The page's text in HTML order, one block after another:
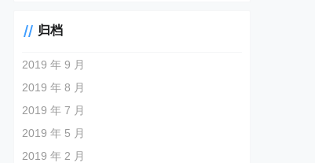
归档
2019 年 9 月
2019 年 8 月
2019 年 7 月
2019 年 5 月
2019 年 2 月